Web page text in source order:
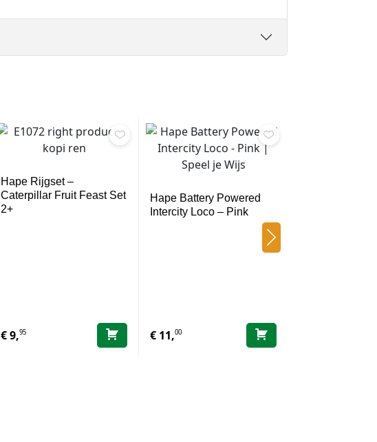
Hape Rijgset –
Caterpillar Fruit Feast Set
2+
€9,95
Hape Battery Powered
Intercity Loco – Pink
€ 11,00